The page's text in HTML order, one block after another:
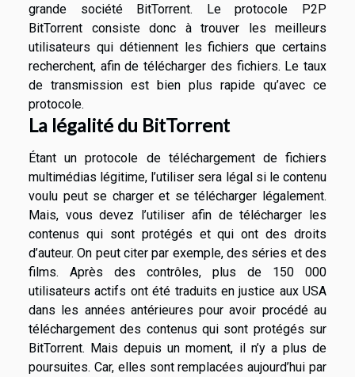
grande société BitTorrent. Le protocole P2P
BitTorrent consiste donc à trouver les meilleurs
utilisateurs qui détiennent les fichiers que certains
recherchent, afin de télécharger des fichiers. Le taux
de transmission est bien plus rapide qu’avec ce
protocole.
La légalité du BitTorrent
Étant un protocole de téléchargement de fichiers
multimédias légitime, l’utiliser sera légal si le contenu
voulu peut se charger et se télécharger légalement.
Mais, vous devez l’utiliser afin de télécharger les
contenus qui sont protégés et qui ont des droits
d’auteur. On peut citer par exemple, des séries et des
films. Après des contrôles, plus de 150 000
utilisateurs actifs ont été traduits en justice aux USA
dans les années antérieures pour avoir procédé au
téléchargement des contenus qui sont protégés sur
BitTorrent. Mais depuis un moment, il n’y a plus de
poursuites. Car, elles sont remplacées aujourd’hui par